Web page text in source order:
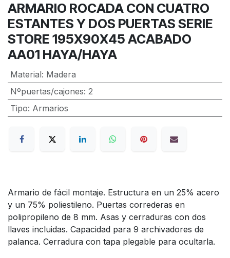
ARMARIO ROCADA CON CUATRO
ESTANTES Y DOS PUERTAS SERIE
STORE 195X90X45 ACABADO
AA01 HAYA/HAYA
Material: Madera
Nºpuertas/cajones: 2
Tipo: Armarios
Armario de fácil montaje. Estructura en un 25% acero
y un 75% poliestileno. Puertas correderas en
polipropileno de 8 mm. Asas y cerraduras con dos
llaves incluidas. Capacidad para 9 archivadores de
palanca. Cerradura con tapa plegable para ocultarla.